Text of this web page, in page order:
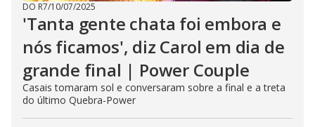
DO R7/10/07/2025
'Tanta gente chata foi embora e
nós ficamos', diz Carol em dia de
grande final | Power Couple
Casais tomaram sol e conversaram sobre a final e a treta
do último Quebra-Power